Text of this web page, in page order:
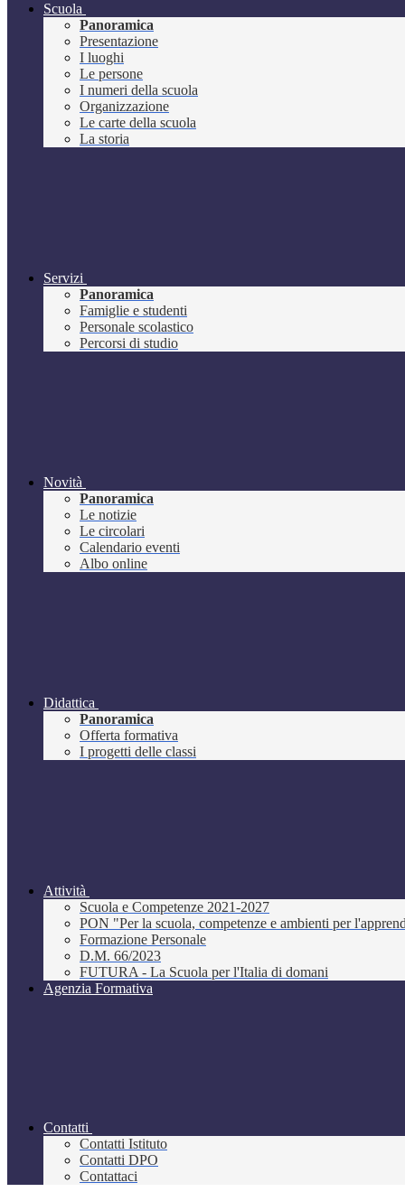
Scuola
Panoramica
Presentazione
I luoghi
Le persone
I numeri della scuola
Organizzazione
Le carte della scuola
La storia
Servizi
Panoramica
Famiglie e studenti
Personale scolastico
Percorsi di studio
Novità
Panoramica
Le notizie
Le circolari
Calendario eventi
Albo online
Didattica
Panoramica
Offerta formativa
I progetti delle classi
Attività
Scuola e Competenze 2021-2027
PON "Per la scuola, competenze e ambienti per
Formazione Personale
D.M. 66/2023
FUTURA - La Scuola per l'Italia di domani
Agenzia Formativa
Contatti
Contatti Istituto
Contatti DPO
Contattaci